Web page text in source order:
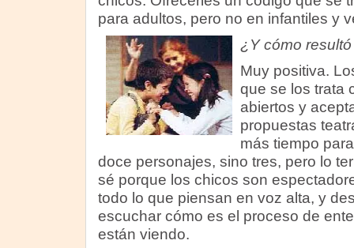
para adultos, pero no en infantiles y
¿Y cómo
Muy positiva.
que se los trata
abiertos y
propuestas
más tiempo
doce personajes, sino tres, pero lo
sé porque los chicos son
todo lo que piensan en voz alta, y
escuchar cómo es el proceso de
están viendo.